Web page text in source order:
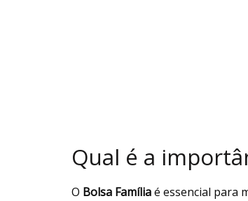
Qual é a
O Bolsa Famíliaé essencial para